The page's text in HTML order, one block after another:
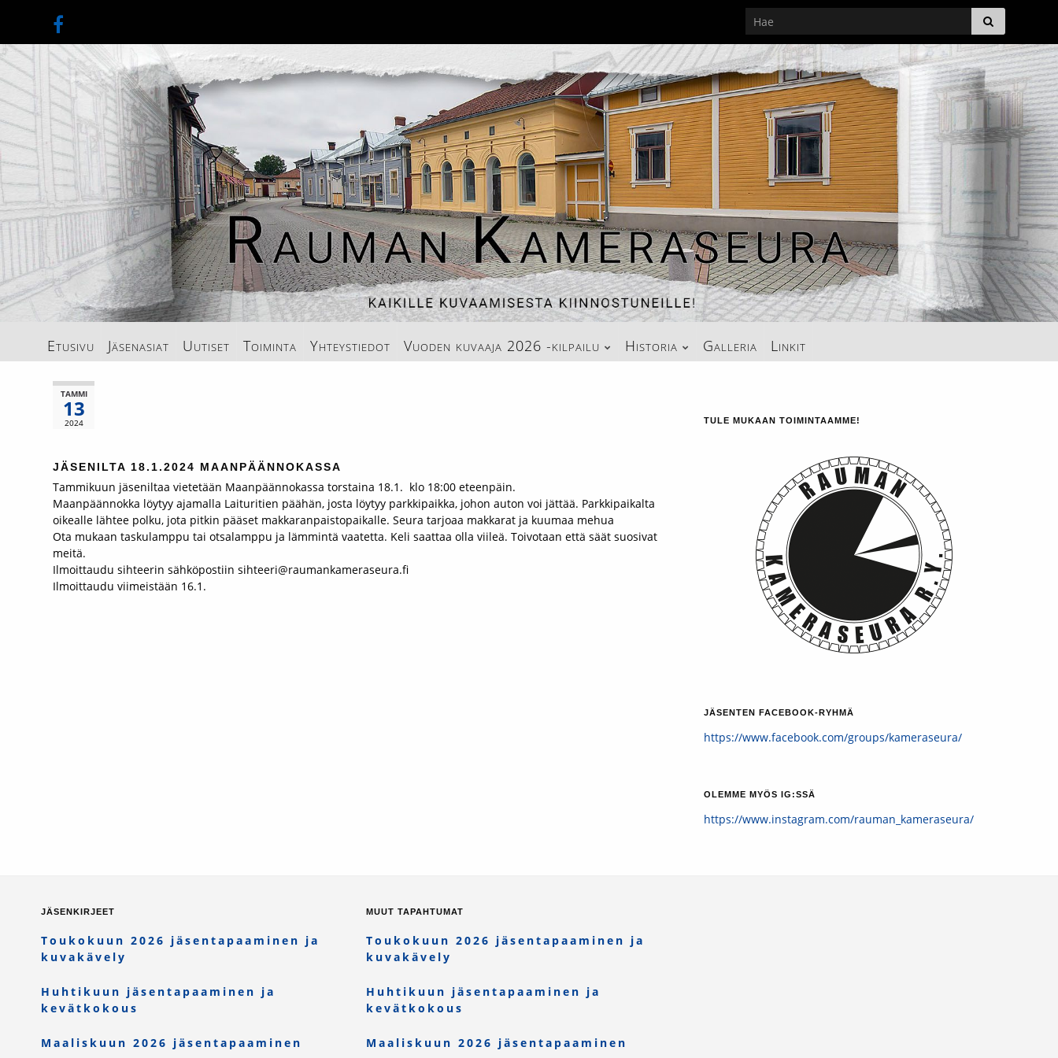
Etusivu Jäsenasiat Uutiset Toiminta Yhteystiedot Vuoden kuvaaja 2026 -kilpailu Historia Galleria Linkit
TAMMI
13
2024
JÄSENILTA 18.1.2024 MAANPÄÄNNOKASSA
Tammikuun jäseniltaa vietetään Maanpäännokassa torstaina 18.1. klo 18:00 eteenpäin.
Maanpäännokka löytyy ajamalla Laituritien päähän, josta löytyy parkkipaikka, johon auton voi jättää. Parkkipaikalta
oikealle lähtee polku, jota pitkin pääset makkaranpaistopaikalle. Seura tarjoaa makkarat ja kuumaa mehua
Ota mukaan taskulamppu tai otsalamppu ja lämmintä vaatetta. Keli saattaa olla viileä. Toivotaan että säät suosivat
meitä.
Ilmoittaudu sihteerin sähköpostiin sihteeri@raumankameraseura.fi
Ilmoittaudu viimeistään 16.1.
TULE MUKAAN TOIMINTAAMME!
JÄSENTEN FACEBOOK-RYHMÄ
https://www.facebook.com/groups/kameraseura/
OLEMME MYÖS IG:SSÄ
https://www.instagram.com/rauman_kameraseura/
JÄSENKIRJEET
Toukokuun 2026 jäsentapaaminen ja
kuvakävely
Huhtikuun jäsentapaaminen ja
kevätkokous
Maaliskuun 2026 jäsentapaaminen
MUUT TAPAHTUMAT
Toukokuun 2026 jäsentapaaminen ja
kuvakävely
Huhtikuun jäsentapaaminen ja
kevätkokous
Maaliskuun 2026 jäsentapaaminen